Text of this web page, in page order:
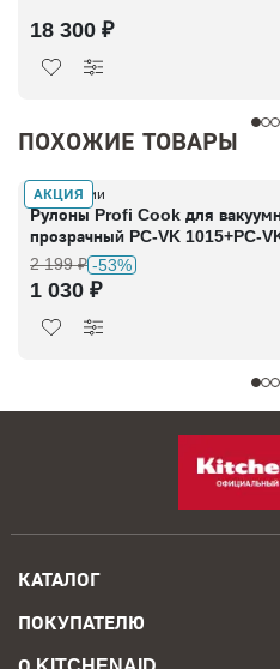
18 300 ₽
ПОХОЖИЕ ТОВАРЫ
АКЦИЯ
В наличии
Рулоны Profi Cook для
прозрачный PC-VK 1015+PC-
2 199 ₽ -53%
1 030 ₽
КАТАЛОГ
ПОКУПАТЕЛЮ